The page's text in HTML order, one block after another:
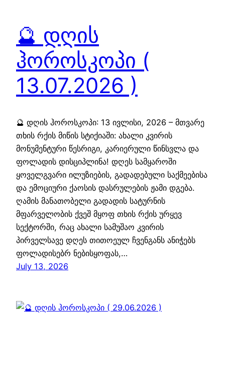
🔮 დღის
ჰოროსკოპი (
13.07.2026 )
🔮 დღის ჰოროსკოპი: 13 ივლისი, 2026 – მთვარე
თხის რქის მიწის სტიქიაში: ახალი კვირის
მონუმენტური წესრიგი, კარიერული წინსვლა და
ფოლადის დისციპლინა! დღეს სამყაროში
ყოველგვარი ილუზიების, გადადებული საქმეებისა
და ემოციური ქაოსის დასრულების ჟამი დგება.
ღამის მანათობელი გადადის სატურნის
მფარველობის ქვეშ მყოფ თხის რქის ურყევ
სექტორში, რაც ახალი სამუშაო კვირის
პირველსავე დღეს თითოეულ ჩვენგანს ანიჭებს
ფოლადისებრ ნებისყოფას,…
July 13, 2026